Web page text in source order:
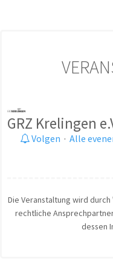
GRZ Krelingen
Volgen · Alle
Die Veranstaltung wird durch
rechtliche
dessen